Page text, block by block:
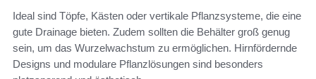
Ideal sind Töpfe, Kästen oder vertikale Pflanzsysteme, die eine
gute Drainage bieten. Zudem sollten die Behälter groß genug
sein, um das Wurzelwachstum zu ermöglichen. Hirnfördernde
Designs und modulare Pflanzlösungen sind besonders